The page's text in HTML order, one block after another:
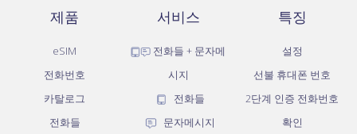
제품
eSIM
전화번호
카탈로그
전화들
서비스
전화들 + 문자메
시지
전화들
문자메시지
특징
설정
선불 휴대폰 번호
2단계 인증 전화번호
확인